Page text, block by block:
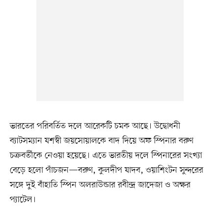
ভারতের পরিবর্তিত দলে আরেকটি চমক আছে। উদ্বোধনী
ব্যাটসম্যান যশস্বী জয়সোয়ালকে বাদ দিয়ে অফ স্পিনার বরুণ
চক্রবর্তীকে নেওয়া হয়েছে। এতে ভারতীয় দলে স্পিনারের সংখ্যা
বেড়ে হলো পাঁচজন—বরুণ, কুলদীপ যাদব, ওয়াশিংটন সুন্দরের
সঙ্গে দুই বাঁহাতি স্পিন অলরাউন্ডার রবীন্দ্র জাদেজা ও অক্ষর
প্যাটেল।